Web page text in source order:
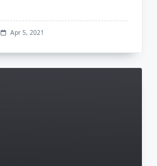
Apr 5, 2021